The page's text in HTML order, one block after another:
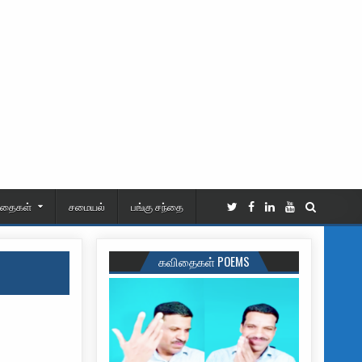
சமையல் பங்கு சந்தை
கவிதைகள் POEMS